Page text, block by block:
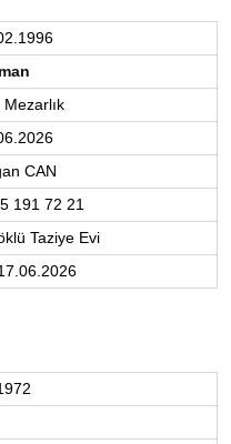
Mezarlık
CAN
191 72 21
Taziye Evi